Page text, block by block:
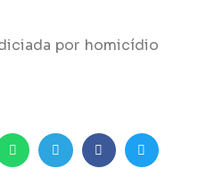
por homicídio